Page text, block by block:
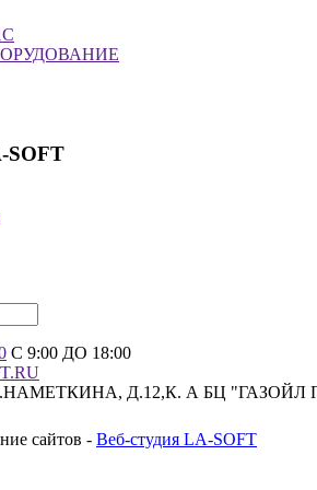
С 9:00 ДО 18:00
Д.12,К. А БЦ "ГАЗОЙЛ
сайтов - Веб-студия LA-SOFT